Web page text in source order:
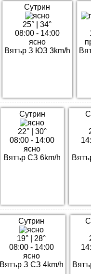
Сутрин
25°
34°
08:00 - 14:00
ясно
Вятър З ЮЗ 3km/h
Сутрин
22°| 30°
08:00 - 14:00
ясно
Вятър СЗ 6km/h
Сутрин
19°
28°
08:00 - 14:00
ясно
Вятър З СЗ 4km/h